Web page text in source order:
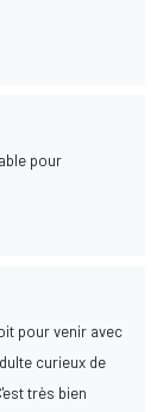
pour
pour venir avec
curieux de
très bien